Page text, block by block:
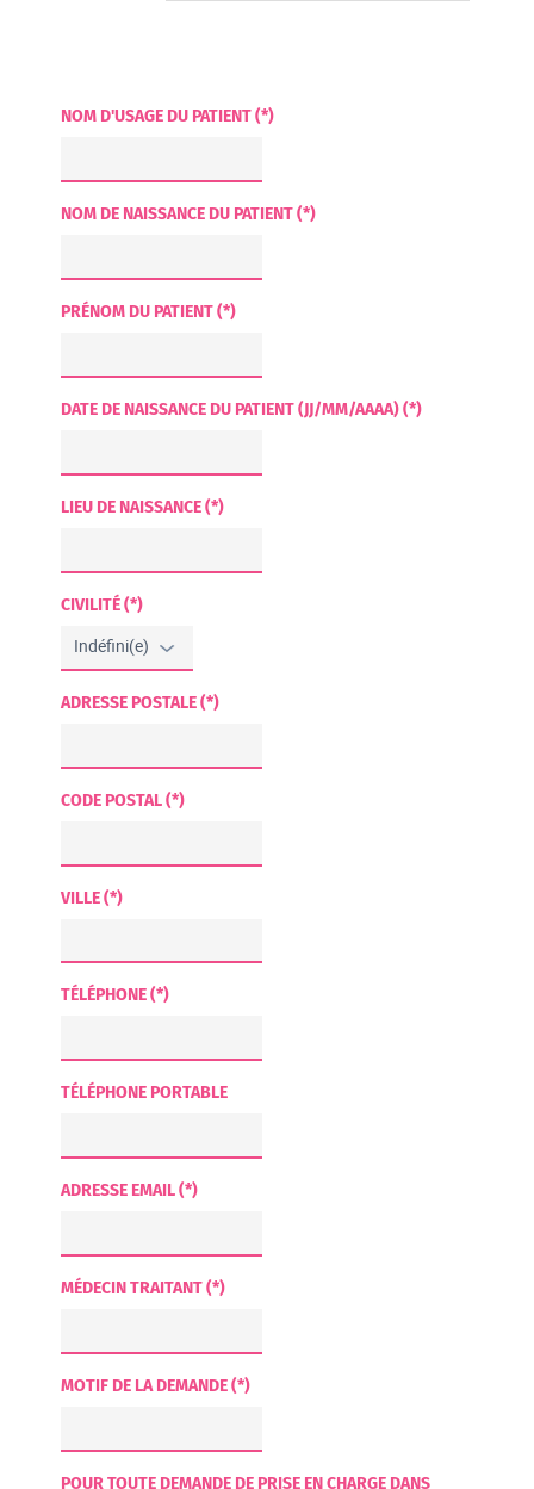
NOM D'USAGE DU PATIENT (*)
NOM DE NAISSANCE DU PATIENT (*)
PRÉNOM DU PATIENT (*)
DATE DE NAISSANCE DU PATIENT (JJ/MM/AAAA) (*)
LIEU DE NAISSANCE (*)
CIVILITÉ (*)
ADRESSE POSTALE (*)
CODE POSTAL (*)
VILLE (*)
TÉLÉPHONE (*)
TÉLÉPHONE PORTABLE
ADRESSE EMAIL (*)
MÉDECIN TRAITANT (*)
MOTIF DE LA DEMANDE (*)
POUR TOUTE DEMANDE DE PRISE EN CHARGE DANS